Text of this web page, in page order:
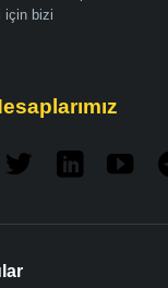
için bizi